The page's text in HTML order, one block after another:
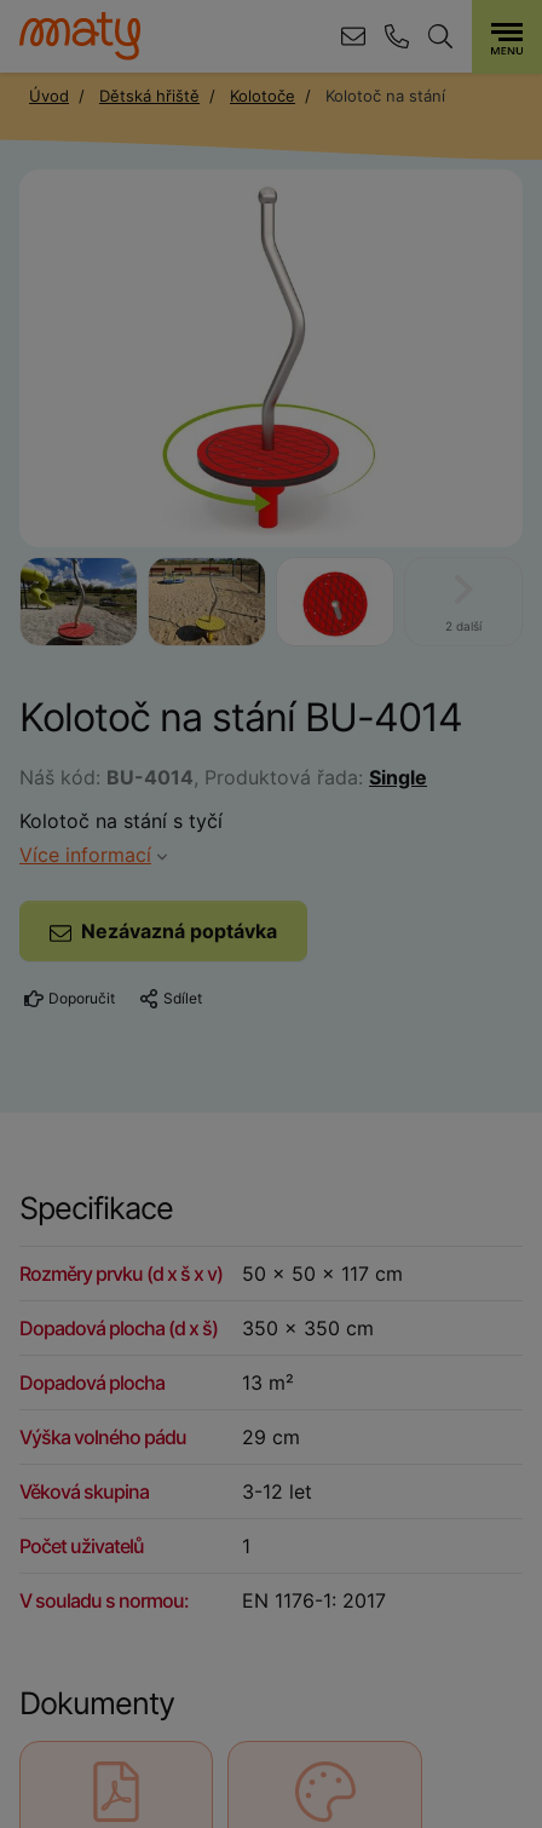
Úvod Dětská hřiště Kolotoče Kolotoč na stání
2 další
Kolotoč na stání BU-4014
Náš kód: BU-4014, Produktová řada: Single
Kolotoč na stání s tyčí
Více informací
Nezávazná poptávka
Doporučit Sdílet
Specifikace
Rozměry prvku (d x š x v) 50 x 50 x 117 cm
Dopadová plocha (d x š) 350 x 350 cm
Dopadová plocha 13 m²
Výška volného pádu 29 cm
Věková skupina 3-12 let
Počet uživatelů 1
V souladu s normou: EN 1176-1: 2017
Dokumenty